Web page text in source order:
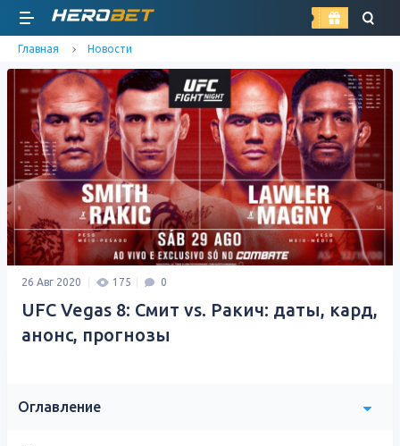
найти
Главная Новости
26 Авг 2020 175 0
UFC Vegas 8: Смит vs. Ракич: даты, кард,
анонс, прогнозы
Оглавление